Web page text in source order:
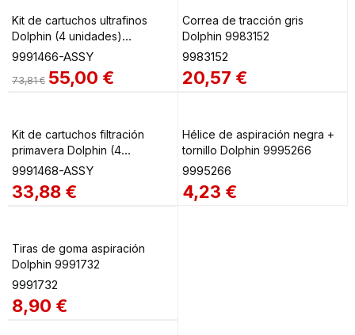
Kit de cartuchos ultrafinos
Dolphin (4 unidades)
9991466-ASSY
9991466-ASSY
73,81€ 55,00 €
Correa de tracción gris
Dolphin 9983152
9983152
20,57 €
Kit de cartuchos filtración
primavera Dolphin (4
unidades) 9991468-ASSY
9991468-ASSY
33,88 €
Hélice de aspiración negra +
tornillo Dolphin 9995266
9995266
4,23 €
Tiras de goma aspiración
Dolphin 9991732
9991732
8,90 €